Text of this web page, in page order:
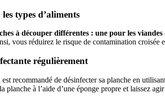
types d’aliments
à découper différentes : une pour les viandes
vous réduirez le risque de contamination croisée
régulièrement
recommandé de désinfecter sa planche en
planche à l’aide d’une éponge propre et laissez